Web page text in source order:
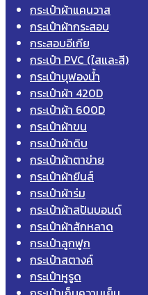
กระเป๋าผ้าแคนวาส
กระเป๋าผ้ากระสอบ
กระสอบอีเกีย
กระเป๋า PVC (ใสและสี)
กระเป๋าบุฟองน้ำ
กระเป๋าผ้า 420D
กระเป๋าผ้า 600D
กระเป๋าผ้าขน
กระเป๋าผ้าดิบ
กระเป๋าผ้าตาข่าย
กระเป๋าผ้ายีนส์
กระเป๋าผ้าร่ม
กระเป๋าผ้าสปันบอนด์
กระเป๋าผ้าสักหลาด
กระเป๋าลูกฟูก
กระเป๋าสตางค์
กระเป๋าหูรูด